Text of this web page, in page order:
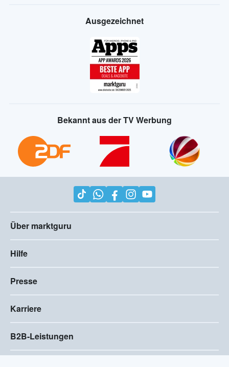
Ausgezeichnet
Bekannt aus der TV Werbung
Über marktguru
Hilfe
Presse
Karriere
B2B-Leistungen